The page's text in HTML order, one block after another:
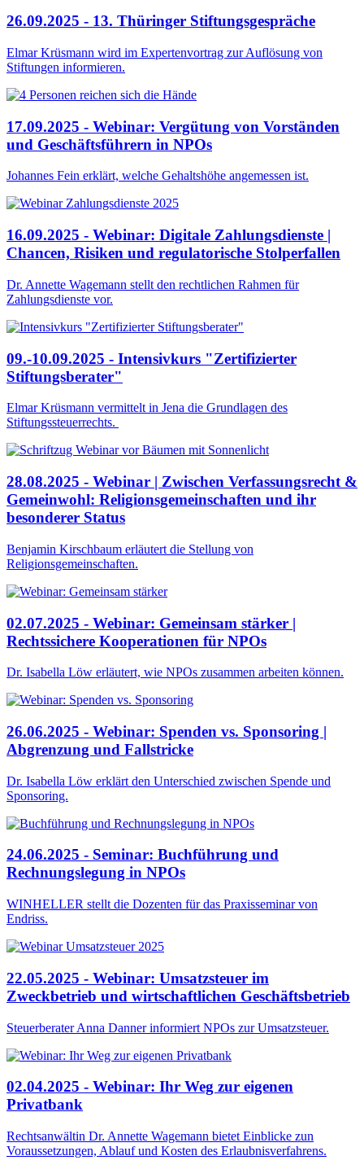
26.09.2025 - 13. Thüringer Stiftungsgespräche
Elmar Krüsmann wird im Expertenvortrag zur Auflösung von
Stiftungen informieren.
17.09.2025 - Webinar: Vergütung von Vorständen
und Geschäftsführern in NPOs
Johannes Fein erklärt, welche Gehaltshöhe angemessen ist.
16.09.2025 - Webinar: Digitale Zahlungsdienste |
Chancen, Risiken und regulatorische Stolperfallen
Dr. Annette Wagemann stellt den rechtlichen Rahmen für
Zahlungsdienste vor.
09.-10.09.2025 - Intensivkurs "Zertifizierter
Stiftungsberater"
Elmar Krüsmann vermittelt in Jena die Grundlagen des
Stiftungssteuerrechts.
28.08.2025 - Webinar | Zwischen Verfassungsrecht &
Gemeinwohl: Religionsgemeinschaften und ihr
besonderer Status
Benjamin Kirschbaum erläutert die Stellung von
Religionsgemeinschaften.
02.07.2025 - Webinar: Gemeinsam stärker |
Rechtssichere Kooperationen für NPOs
Dr. Isabella Löw erläutert, wie NPOs zusammen arbeiten können.
26.06.2025 - Webinar: Spenden vs. Sponsoring |
Abgrenzung und Fallstricke
Dr. Isabella Löw erklärt den Unterschied zwischen Spende und
Sponsoring.
24.06.2025 - Seminar: Buchführung und
Rechnungslegung in NPOs
WINHELLER stellt die Dozenten für das Praxisseminar von
Endriss.
22.05.2025 - Webinar: Umsatzsteuer im
Zweckbetrieb und wirtschaftlichen Geschäftsbetrieb
Steuerberater Anna Danner informiert NPOs zur Umsatzsteuer.
02.04.2025 - Webinar: Ihr Weg zur eigenen
Privatbank
Rechtsanwältin Dr. Annette Wagemann bietet Einblicke zun
Voraussetzungen, Ablauf und Kosten des Erlaubnisverfahrens.